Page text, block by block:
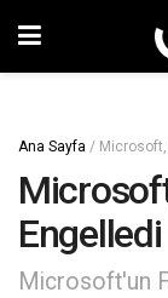
Ana Sayfa / Microsoft,
Engelledi
Microsoft'un